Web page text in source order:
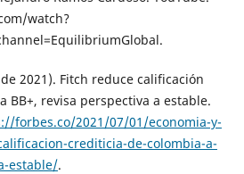
watch?
2021). Fitch reduce calificación
BB+, revisa perspectiva a estable.
forbes.co/2021/07/01/economia-y-
crediticia-de-colombia-a-
estable/.